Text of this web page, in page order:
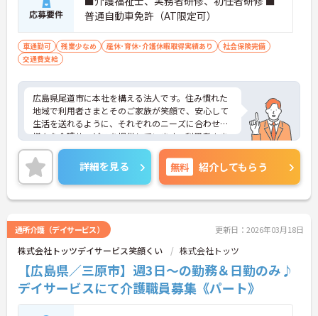
応募要件
普通自動車免許（AT限定可）
車通勤可 残業少なめ 産休･育休･介護休暇取得実績あり
社会保険完備
交通費支給
広島県尾道市に本社を構える法人です。住み慣れた
地域で利用者さまとそのご家族が笑顔で、安心して
生活を送れるように、それぞれのニーズに合わせた
様々な介護サービスを提供しています。利用者さま
一人ひとりの生活ペースや価値観を大切にしなが
ら、丁寧なサポートを心がけています。
詳細を見る 無料 紹介してもらう
通所介護（デイサービス） 更新日：2026年03月18日
株式会社トッツデイサービス笑顔くい 株式会社トッツ
【広島県／三原市】週3日～の勤務＆日勤のみ♪
デイサービスにて介護職員募集《パート》